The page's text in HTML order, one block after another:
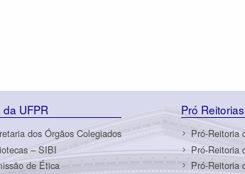
UFPR
dos Órgãos Colegiados
– SIBI
de Ética
Pró
Pró-Reitoria
Pró-Reitoria
Pró-Reitoria